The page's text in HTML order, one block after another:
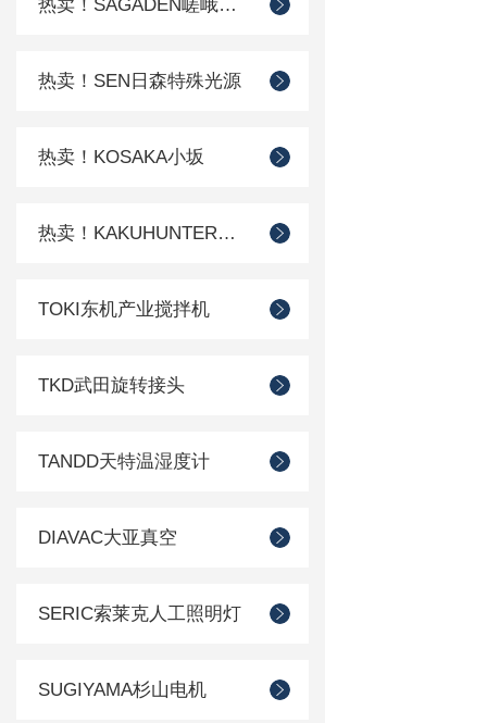
热卖！SAGADEN嵯峨电机
热卖！SEN日森特殊光源
热卖！KOSAKA小坂
热卖！KAKUHUNTER写真化学
TOKI东机产业搅拌机
TKD武田旋转接头
TANDD天特温湿度计
DIAVAC大亚真空
SERIC索莱克人工照明灯
SUGIYAMA杉山电机